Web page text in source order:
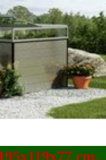
cm,